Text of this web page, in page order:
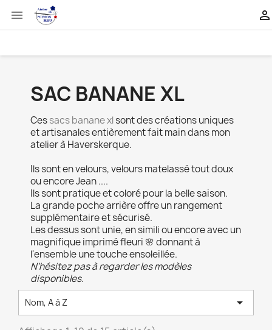
 
SAC BANANE XL
Cessacs banane xlsont des créations uniques
et artisanales entièrement fait main dans mon
atelier à Haverskerque.
Ils sont en velours, velours matelassé tout doux
ou encore Jean ....
Ils sont pratique et coloré pour la belle saison.
La grande poche arrière offre un rangement
supplémentaire et sécurisé.
Les dessus sont unie, en simili ou encore avec un
magnifique imprimé fleuri 🌸 donnant à
l'ensemble une touche ensoleillée.
N'hésitez pas à regarder les modèles
disponibles.
Nom, A à Z 